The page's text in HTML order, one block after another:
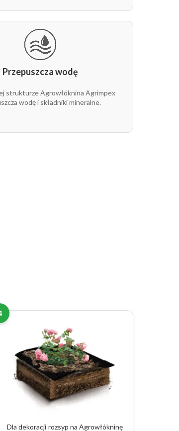
Przepuszcza wodę
strukturze Agrowłóknina Agrimpex
wodę i składniki mineralne.
Dla dekoracji rozsyp na Agrowłókninę